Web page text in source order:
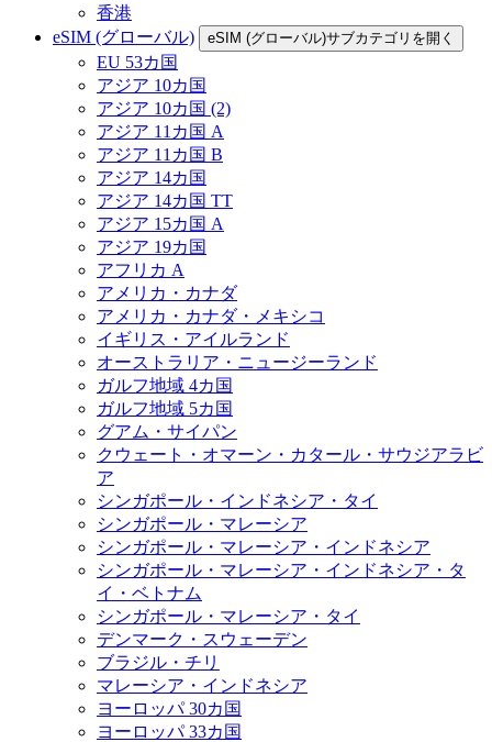
香港
eSIM (グローバル)
eSIM (グローバル)サブカテゴリを開く
EU 53カ国
アジア 10カ国
アジア 10カ国 (2)
アジア 11カ国 A
アジア 11カ国 B
アジア 14カ国
アジア 14カ国 TT
アジア 15カ国 A
アジア 19カ国
アフリカ A
アメリカ・カナダ
アメリカ・カナダ・メキシコ
イギリス・アイルランド
オーストラリア・ニュージーランド
ガルフ地域 4カ国
ガルフ地域 5カ国
グアム・サイパン
クウェート・オマーン・カタール・サウジアラビ
ア
シンガポール・インドネシア・タイ
シンガポール・マレーシア
シンガポール・マレーシア・インドネシア
シンガポール・マレーシア・インドネシア・タ
イ・ベトナム
シンガポール・マレーシア・タイ
デンマーク・スウェーデン
ブラジル・チリ
マレーシア・インドネシア
ヨーロッパ 30カ国
ヨーロッパ 33カ国